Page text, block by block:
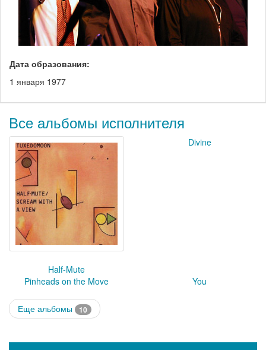
Дата образования:
1 января 1977
Все альбомы исполнителя
Half-Mute
Divine
Pinheads on the Move You
Еще альбомы 10